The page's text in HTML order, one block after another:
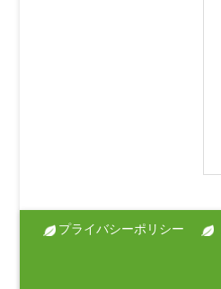
プライバシーポリシー